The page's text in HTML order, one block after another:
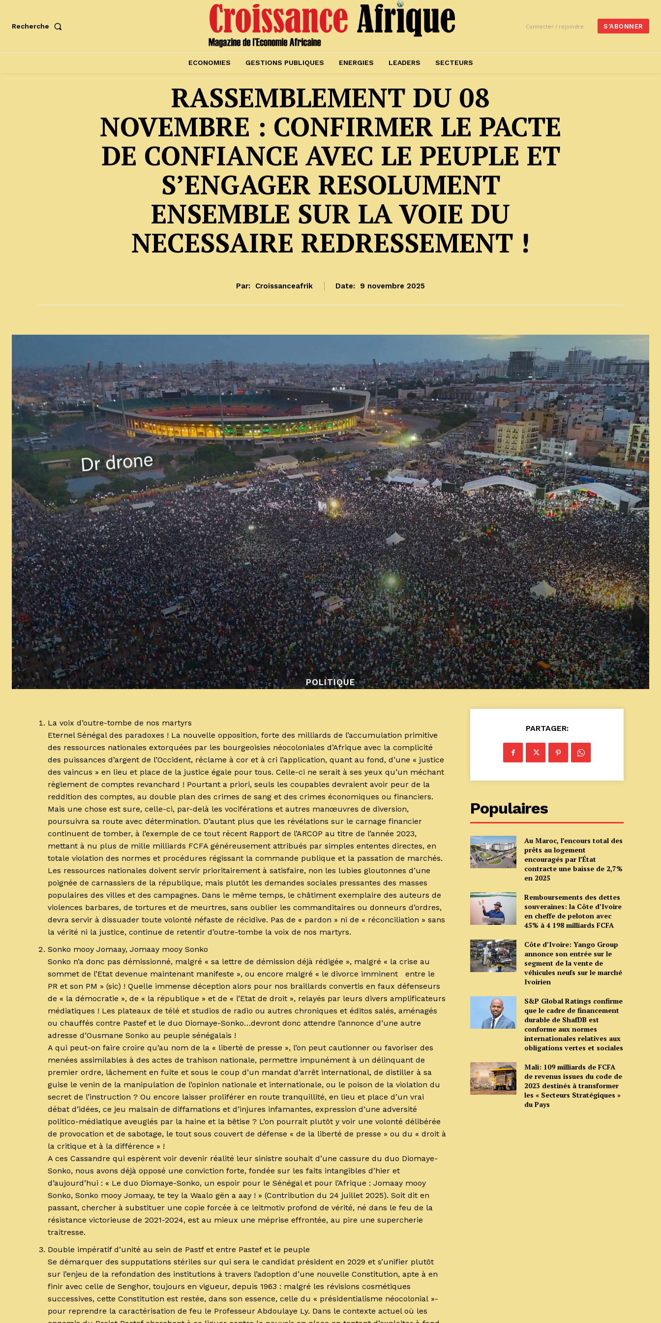
Recherche Connecter / rejoindre S'ABONNER
ECONOMIES GESTIONS PUBLIQUES ENERGIES LEADERS SECTEURS
RASSEMBLEMENT DU 08
NOVEMBRE : CONFIRMER LE PACTE
DE CONFIANCE AVEC LE PEUPLE ET
S’ENGAGER RESOLUMENT
ENSEMBLE SUR LA VOIE DU
NECESSAIRE REDRESSEMENT !
Par: Croissanceafrik Date: 9 novembre 2025
POLITIQUE
La voix d’outre-tombe de nos martyrs
Eternel Sénégal des paradoxes ! La nouvelle opposition, forte des milliards de l’accumulation primitive
des ressources nationales extorquées par les bourgeoisies néocoloniales d’Afrique avec la complicité
des puissances d’argent de l’Occident, réclame à cor et à cri l’application, quant au fond, d’une « justice
des vaincus » en lieu et place de la justice égale pour tous. Celle-ci ne serait à ses yeux qu’un méchant
règlement de comptes revanchard ! Pourtant a priori, seuls les coupables devraient avoir peur de la
reddition des comptes, au double plan des crimes de sang et des crimes économiques ou financiers.
Mais une chose est sure, celle-ci, par-delà les vociférations et autres manœuvres de diversion,
poursuivra sa route avec détermination. D’autant plus que les révélations sur le carnage financier
continuent de tomber, à l’exemple de ce tout récent Rapport de l’ARCOP au titre de l’année 2023,
mettant à nu plus de mille milliards FCFA généreusement attribués par simples ententes directes, en
totale violation des normes et procédures régissant la commande publique et la passation de marchés.
Les ressources nationales doivent servir prioritairement à satisfaire, non les lubies gloutonnes d’une
poignée de carnassiers de la république, mais plutôt les demandes sociales pressantes des masses
populaires des villes et des campagnes. Dans le même temps, le châtiment exemplaire des auteurs de
violences barbares, de tortures et de meurtres, sans oublier les commanditaires ou donneurs d’ordres,
devra servir à dissuader toute volonté néfaste de récidive. Pas de « pardon » ni de « réconciliation » sans
la vérité ni la justice, continue de retentir d’outre-tombe la voix de nos martyrs.
Sonko mooy Jomaay, Jomaay mooy Sonko
Sonko n’a donc pas démissionné, malgré « sa lettre de démission déjà rédigée », malgré « la crise au
sommet de l’Etat devenue maintenant manifeste », ou encore malgré « le divorce imminent entre le
PR et son PM » (sic) ! Quelle immense déception alors pour nos braillards convertis en faux défenseurs
de « la démocratie », de « la république » et de « l’Etat de droit », relayés par leurs divers amplificateurs
médiatiques ! Les plateaux de télé et studios de radio ou autres chroniques et éditos salés, aménagés
ou chauffés contre Pastef et le duo Diomaye-Sonko…devront donc attendre l’annonce d’une autre
adresse d’Ousmane Sonko au peuple sénégalais !
A qui peut-on faire croire qu’au nom de la « liberté de presse », l’on peut cautionner ou favoriser des
menées assimilables à des actes de trahison nationale, permettre impunément à un délinquant de
premier ordre, lâchement en fuite et sous le coup d’un mandat d’arrêt international, de distiller à sa
guise le venin de la manipulation de l’opinion nationale et internationale, ou le poison de la violation du
secret de l’instruction ? Ou encore laisser proliférer en route tranquillité, en lieu et place d’un vrai
débat d’idées, ce jeu malsain de diffamations et d’injures infamantes, expression d’une adversité
politico-médiatique aveuglés par la haine et la bêtise ? L’on pourrait plutôt y voir une volonté délibérée
de provocation et de sabotage, le tout sous couvert de défense « de la liberté de presse » ou du « droit à
la critique et à la différence » !
A ces Cassandre qui espèrent voir devenir réalité leur sinistre souhait d’une cassure du duo Diomaye-
Sonko, nous avons déjà opposé une conviction forte, fondée sur les faits intangibles d’hier et
d’aujourd’hui : « Le duo Diomaye-Sonko, un espoir pour le Sénégal et pour l’Afrique : Jomaay mooy
Sonko, Sonko mooy Jomaay, te tey la Waalo gën a aay ! » (Contribution du 24 juillet 2025). Soit dit en
passant, chercher à substituer une copie forcée à ce leitmotiv profond de vérité, né dans le feu de la
résistance victorieuse de 2021-2024, est au mieux une méprise effrontée, au pire une supercherie
traitresse.
Double impératif d’unité au sein de Pastf et entre Pastef et le peuple
Se démarquer des supputations stériles sur qui sera le candidat président en 2029 et s’unifier plutôt
sur l’enjeu de la refondation des institutions à travers l’adoption d’une nouvelle Constitution, apte à en
finir avec celle de Senghor, toujours en vigueur, depuis 1963 : malgré les révisions cosmétiques
successives, cette Constitution est restée, dans son essence, celle du « présidentialisme néocolonial »-
pour reprendre la caractérisation de feu le Professeur Abdoulaye Ly. Dans le contexte actuel où les
PARTAGER:
Populaires
Au Maroc, l’encours total des
prêts au logement
encouragés par l’État
contracte une baisse de 2,7%
en 2025
Remboursements des dettes
souveraines: la Côte d’Ivoire
en cheffe de peloton avec
45% à 4 198 milliards FCFA
Côte d’Ivoire: Yango Group
annonce son entrée sur le
segment de la vente de
véhicules neufs sur le marché
Ivoirien
S&P Global Ratings confirme
que le cadre de financement
durable de ShafDB est
conforme aux normes
internationales relatives aux
obligations vertes et sociales
Mali: 109 milliards de FCFA
de revenus issues du code de
2023 destinés à transformer
les « Secteurs Stratégiques »
du Pays